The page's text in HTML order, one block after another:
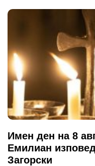
Имен ден на 8
Емилиан
Загорски